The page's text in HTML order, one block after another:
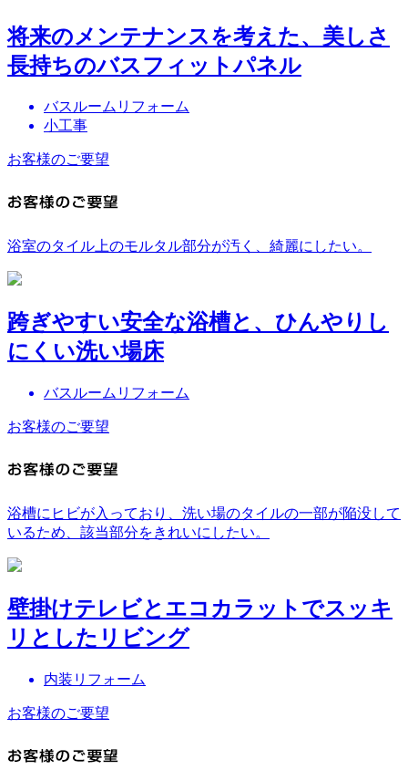
将来のメンテナンスを考えた、美しさ
長持ちのバスフィットパネル
バスルームリフォーム
小工事
お客様のご要望
浴室のタイル上のモルタル部分が汚く、綺麗にしたい。
跨ぎやすい安全な浴槽と、ひんやりし
にくい洗い場床
バスルームリフォーム
お客様のご要望
浴槽にヒビが入っており、洗い場のタイルの一部が陥没して
いるため、該当部分をきれいにしたい。
壁掛けテレビとエコカラットでスッキ
リとしたリビング
内装リフォーム
お客様のご要望